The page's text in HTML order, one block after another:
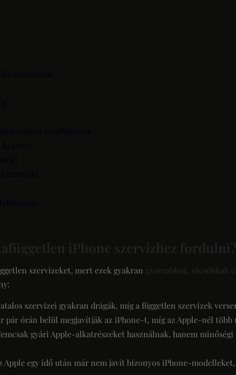
iPhone szervizhez
szervizeket, mert ezek gyakran
gyorsabbak, olcsóbbak
szervizei gyakran drágák, míg a független szervizek
pár órán belül megjavítják az iPhone-t, míg az Apple-nél több
gyári Apple-alkatrészeket használnak, hanem
Apple egy idő után már nem javít bizonyos iPhone-